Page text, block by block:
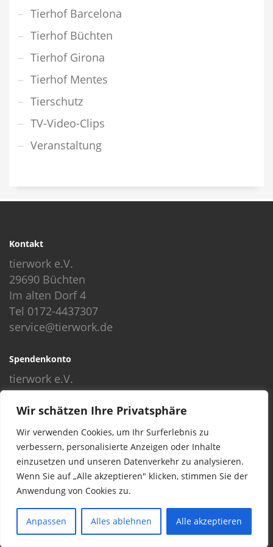
Wir schätzen Ihre Privatsphäre
Wir verwenden Cookies, um Ihr Surferlebnis zu
verbessern, personalisierte Anzeigen oder Inhalte
einzusetzen und unseren Datenverkehr zu analysieren.
Wenn Sie auf „Alle akzeptieren" klicken, stimmen Sie der
Anwendung von Cookies zu.
Anpassen Alles ablehnen Alle akzeptieren
Tierhof Barcelona
Tierhof Büchten
Tierhof Girona
Tierhof Mentes
Tierschutz
TV-Video-Clips
Veranstaltung
Kontakt
tierwork e.V.
29690 Büchten
Im alten Dorf 4
Tel 0172-4437307
service@tierwork.de
Spendenkonto
tierwork e.V.
Volksbank
BLZ: 24060300
Konto: 4902218000
IBAN: DE68240603004902218000
BIC: GENODEF1NBU
© 2016 Copyright by tierwork. All rights reserved.